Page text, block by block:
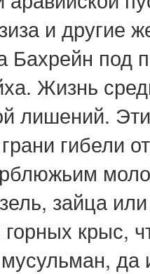
и другие
Бахрейн под
Жизнь
лишений.
гибели
зайца
крыс,
да